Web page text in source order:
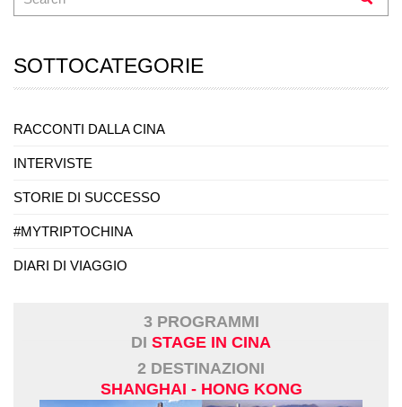
SOTTOCATEGORIE
RACCONTI DALLA CINA
INTERVISTE
STORIE DI SUCCESSO
#MYTRIPTOCHINA
DIARI DI VIAGGIO
3 PROGRAMMI
DI STAGE IN CINA
2 DESTINAZIONI
SHANGHAI - HONG KONG